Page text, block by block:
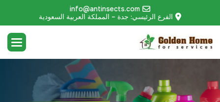
info@antinsects.com
الفرع الرئيسي: جدة – المملكة العربية السعودية